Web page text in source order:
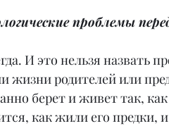
проблемы
И это нельзя назвать
жизни родителей или
берет и живет так,
как жили его предки,